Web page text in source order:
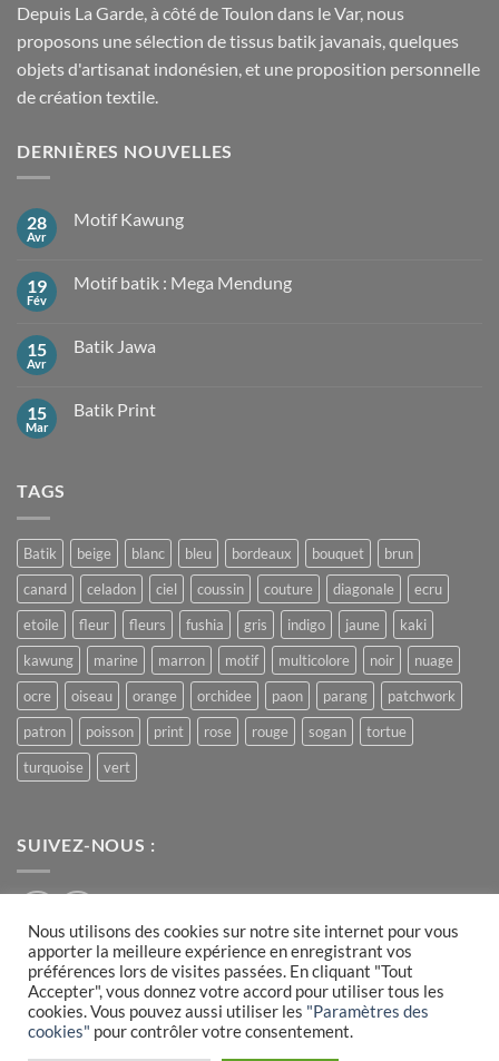
Depuis La Garde, à côté de Toulon dans le Var, nous
proposons une sélection de tissus batik javanais, quelques
objets d'artisanat indonésien, et une proposition personnelle
de création textile.
DERNIÈRES NOUVELLES
28
Avr
Motif Kawung
Motif
19
Fév
Motif batik : Mega Mendung
Motif
Mendung
15
Avr
Batik Jawa
Batik
15
Mar
Batik Print
TAGS
Batik beige blanc bleu bordeaux bouquet
brun
canard
celadon ciel coussin couture diagonale
ecru
etoile
fleur fleurs fushia gris indigo jaune
kaki
kawung
marine marron motif multicolore noir
nuage
ocre
oiseau orange orchidee paon parang
patchwork
patron
poisson print rose rouge sogan
tortue
turquoise
vert
SUIVEZ-NOUS :
Visa PayPal MasterCard
Nous utilisons des cookies sur notre site internet pour vous
apporter la meilleure expérience en enregistrant vos
préférences lors de visites passées. En cliquant "Tout
Accepter", vous donnez votre accord pour utiliser tous les
cookies. Vous pouvez aussi utiliser les "Paramètres des
cookies" pour contrôler votre consentement.